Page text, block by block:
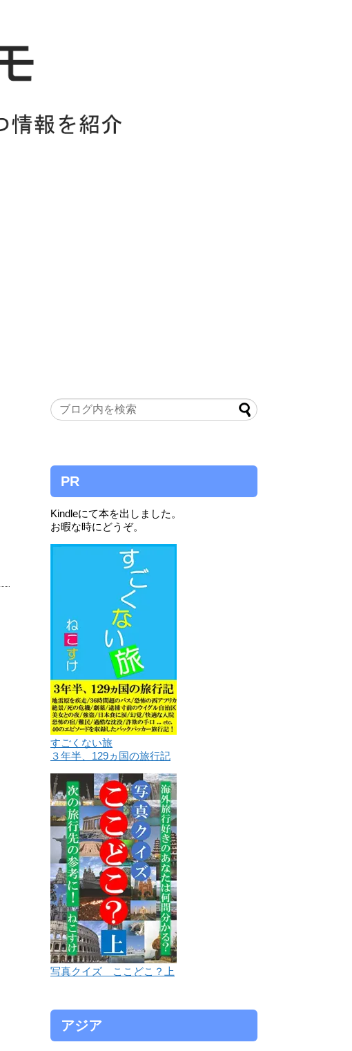
PR
Kindleにて本を出しました。
お暇な時にどうぞ。
すごくない旅
３年半、129ヵ国の旅行記
写真クイズ ここどこ？上
アジア